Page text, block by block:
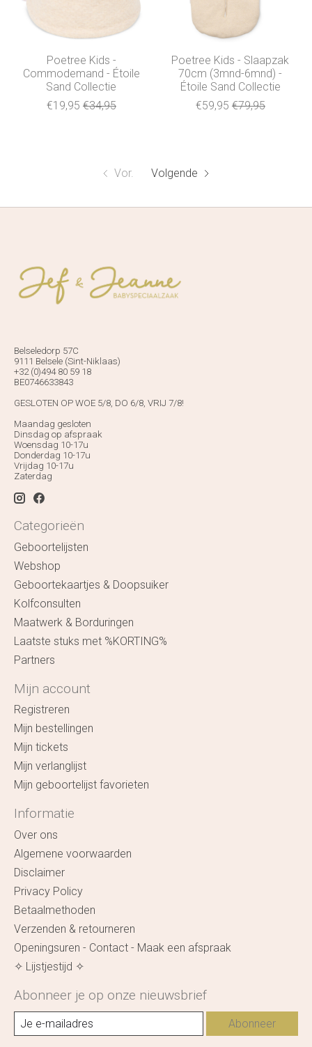
Poetree Kids -
Commodemand - Étoile
Sand Collectie
€19,95 €34,95
Poetree Kids - Slaapzak
70cm (3mnd-6mnd) -
Étoile Sand Collectie
€59,95 €79,95
Vor. Volgende
Belseledorp 57C
9111 Belsele (Sint-Niklaas)
+32 (0)494 80 59 18
BE0746633843
GESLOTEN OP WOE 5/8, DO 6/8, VRIJ 7/8!
Maandag gesloten
Dinsdag op afspraak
Woensdag 10-17u
Donderdag 10-17u
Vrijdag 10-17u
Zaterdag
Categorieën
Geboortelijsten
Webshop
Geboortekaartjes & Doopsuiker
Kolfconsulten
Maatwerk & Borduringen
Laatste stuks met %KORTING%
Partners
Mijn account
Registreren
Mijn bestellingen
Mijn tickets
Mijn verlanglijst
Mijn geboortelijst favorieten
Informatie
Over ons
Algemene voorwaarden
Disclaimer
Privacy Policy
Betaalmethoden
Verzenden & retourneren
Openingsuren - Contact - Maak een afspraak
✧ Lijstjestijd ✧
Abonneer je op onze nieuwsbrief
Abonneer